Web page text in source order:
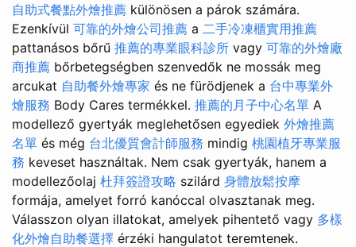
自助式餐點外燴推薦 különösen a párok számára.
Ezenkívül 可靠的外燴公司推薦 a 二手冷凍櫃實用推薦
pattanásos bőrű 推薦的專業眼科診所 vagy 可靠的外燴廠
商推薦 bőrbetegségben szenvedők ne mossák meg
arcukat 自助餐外燴專家 és ne fürödjenek a 台中專業外
燴服務 Body Cares termékkel. 推薦的月子中心名單 A
modellező gyertyák meglehetősen egyediek 外燴推薦
名單 és még 台北優質會計師服務 mindig 桃園植牙專業服
務 keveset használtak. Nem csak gyertyák, hanem a
modellezőolaj 杜拜簽證攻略 szilárd 身體放鬆按摩
formája, amelyet forró kanóccal olvasztanak meg.
Válasszon olyan illatokat, amelyek pihentető vagy 多樣
化外燴自助餐選擇 érzéki hangulatot teremtenek.